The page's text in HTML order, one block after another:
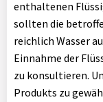
enthaltenen
sollten die
reichlich Wasser
Einnahme der
zu konsultieren.
Produkts zu